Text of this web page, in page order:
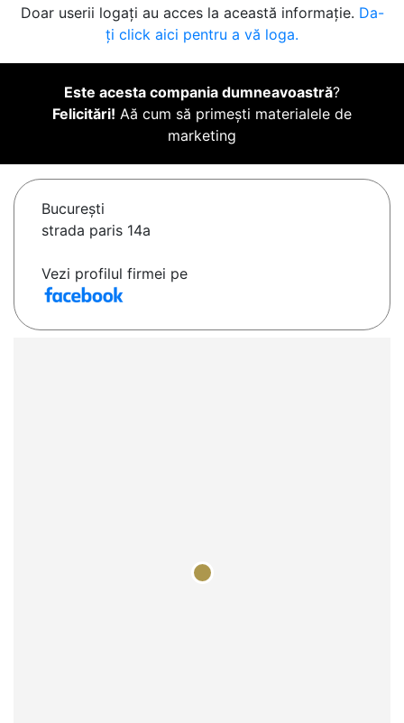
Doar userii logați au acces la această informație. Da-
ți click aici pentru a vă loga.
Este acesta compania dumneavoastră?
Felicitări! Aă cum să primești materialele de
marketing
Bucureşti
strada paris 14a
Vezi profilul firmei pe